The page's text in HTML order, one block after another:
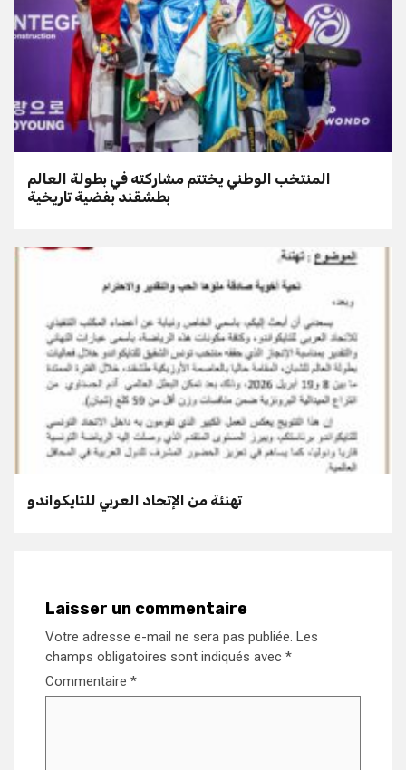
المنتخب الوطني يختتم مشاركته في بطولة العالم
بطشقند بفضية تاريخية
تهنئة من الإتحاد العربي للتايكواندو
Laisser un commentaire
Votre adresse e-mail ne sera pas publiée. Les
champs obligatoires sont indiqués avec *
Commentaire *